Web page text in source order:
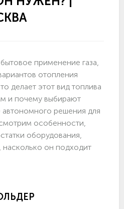
применение газа,
отопления
делает этот вид топлива
и почему выбирают
автономного решения для
особенности,
оборудования,
он подходит